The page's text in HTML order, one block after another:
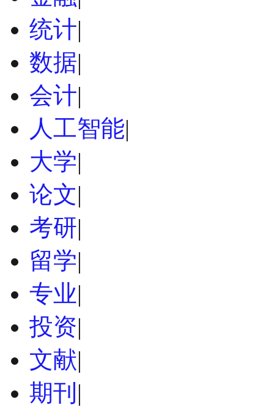
统计|
数据|
会计|
人工智能|
大学|
论文|
考研|
留学|
专业|
投资|
文献|
期刊 |